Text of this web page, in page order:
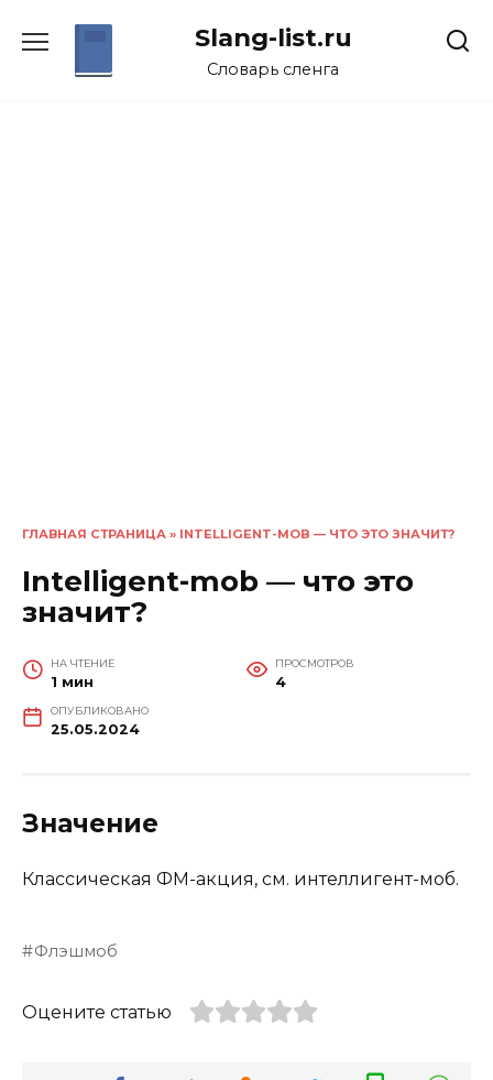
Slang-list.ru
Словарь сленга
ГЛАВНАЯ СТРАНИЦА » INTELLIGENT-MOB — ЧТО ЭТО ЗНАЧИТ?
Intelligent-mob — что это
значит?
НА ЧТЕНИЕ
1 мин
ПРОСМОТРОВ
4
ОПУБЛИКОВАНО
25.05.2024
Значение
Классическая ФМ-акция, см. интеллигент-моб.
Флэшмоб
Оцените статью